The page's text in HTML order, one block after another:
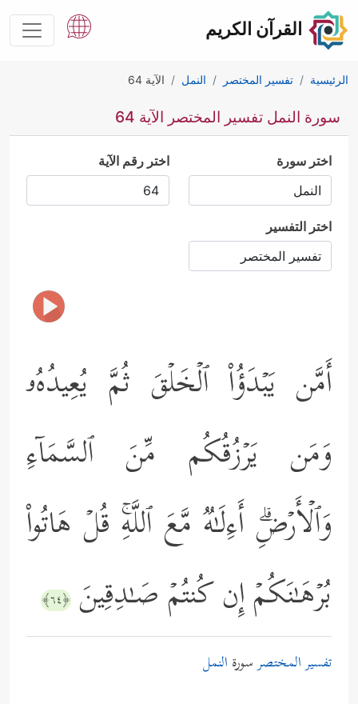
القرآن الكريم
الرئيسية تفسير المختصر النمل الآية 64
سورة النمل تفسير المختصر الآية 64
اختر سورة اختر رقم الآية
اختر التفسير
أَمَّن یَبۡدَؤُاْ ٱلۡخَلۡقَ ثُمَّ یُعِیدُهُۥ
وَمَن یَرۡزُقُكُم مِّنَ ٱلسَّمَاۤءِ
وَٱلۡأَرۡضِۗ أَءِلَـٰهࣱ مَّعَ ٱللَّهِۚ قُلۡ هَاتُواْ
بُرۡهَـٰنَكُمۡ إِن كُنتُمۡ صَـٰدِقِینَ ﴿٦٤﴾
تفسير المختصرسورة النمل